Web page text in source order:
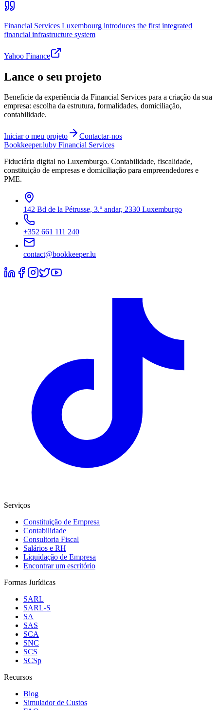
Financial Services Luxembourg introduces the first integrated
financial infrastructure system
Yahoo Finance
Lance o seu projeto
Beneficie da experiência da Financial Services para a criação da sua
empresa: escolha da estrutura, formalidades, domiciliação,
contabilidade.
Iniciar o meu projeto
Contactar-nos
Bookkeeper.luby Financial Services
Fiduciária digital no Luxemburgo. Contabilidade, fiscalidade,
constituição de empresas e domiciliação para empreendedores e
PME.
142 Bd de la Pétrusse, 3.º andar, 2330 Luxemburgo
+352 661 111 240
contact@bookkeeper.lu
Serviços
Constituição de Empresa
Contabilidade
Consultoria Fiscal
Salários e RH
Liquidação de Empresa
Encontrar um escritório
Formas Jurídicas
SARL
SARL-S
SA
SAS
SCA
SNC
SCS
SCSp
Recursos
Blog
Simulador de Custos